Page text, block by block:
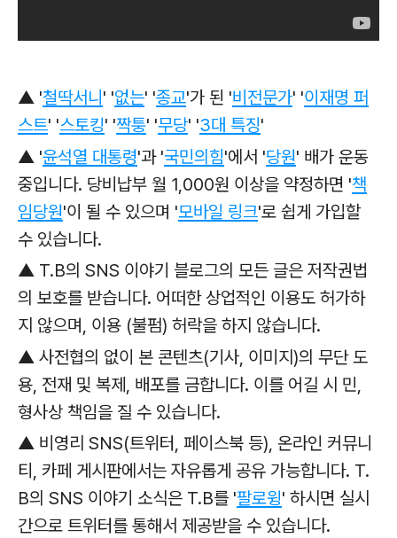
▲ '철딱서니 ' '없는' '종교'가 된 '비전문가' '이재명 퍼
스트' '스토킹' '짝퉁' '무당' '3대 특징'
▲ '윤석열 대통령'과 '국민의힘'에서 '당원' 배가 운동
중입니다. 당비납부 월 1,000원 이상을 약정하면 '책
임당원'이 될 수 있으며 '모바일 링크'로 쉽게 가입할
수 있습니다.
▲ T.B의 SNS 이야기 블로그의 모든 글은 저작권법
의 보호를 받습니다. 어떠한 상업적인 이용도 허가하
지 않으며, 이용 (불펌) 허락을 하지 않습니다.
▲ 사전협의 없이 본 콘텐츠(기사, 이미지)의 무단 도
용, 전재 및 복제, 배포를 금합니다. 이를 어길 시 민,
형사상 책임을 질 수 있습니다.
▲ 비영리 SNS(트위터, 페이스북 등), 온라인 커뮤니
티, 카페 게시판에서는 자유롭게 공유 가능합니다. T.
B의 SNS 이야기 소식은 T.B를 '팔로윙' 하시면 실시
간으로 트위터를 통해서 제공받을 수 있습니다.